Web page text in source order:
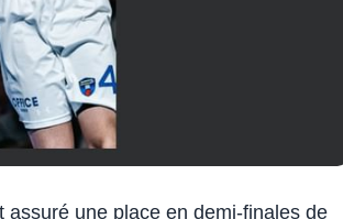
une place en demi-finales de